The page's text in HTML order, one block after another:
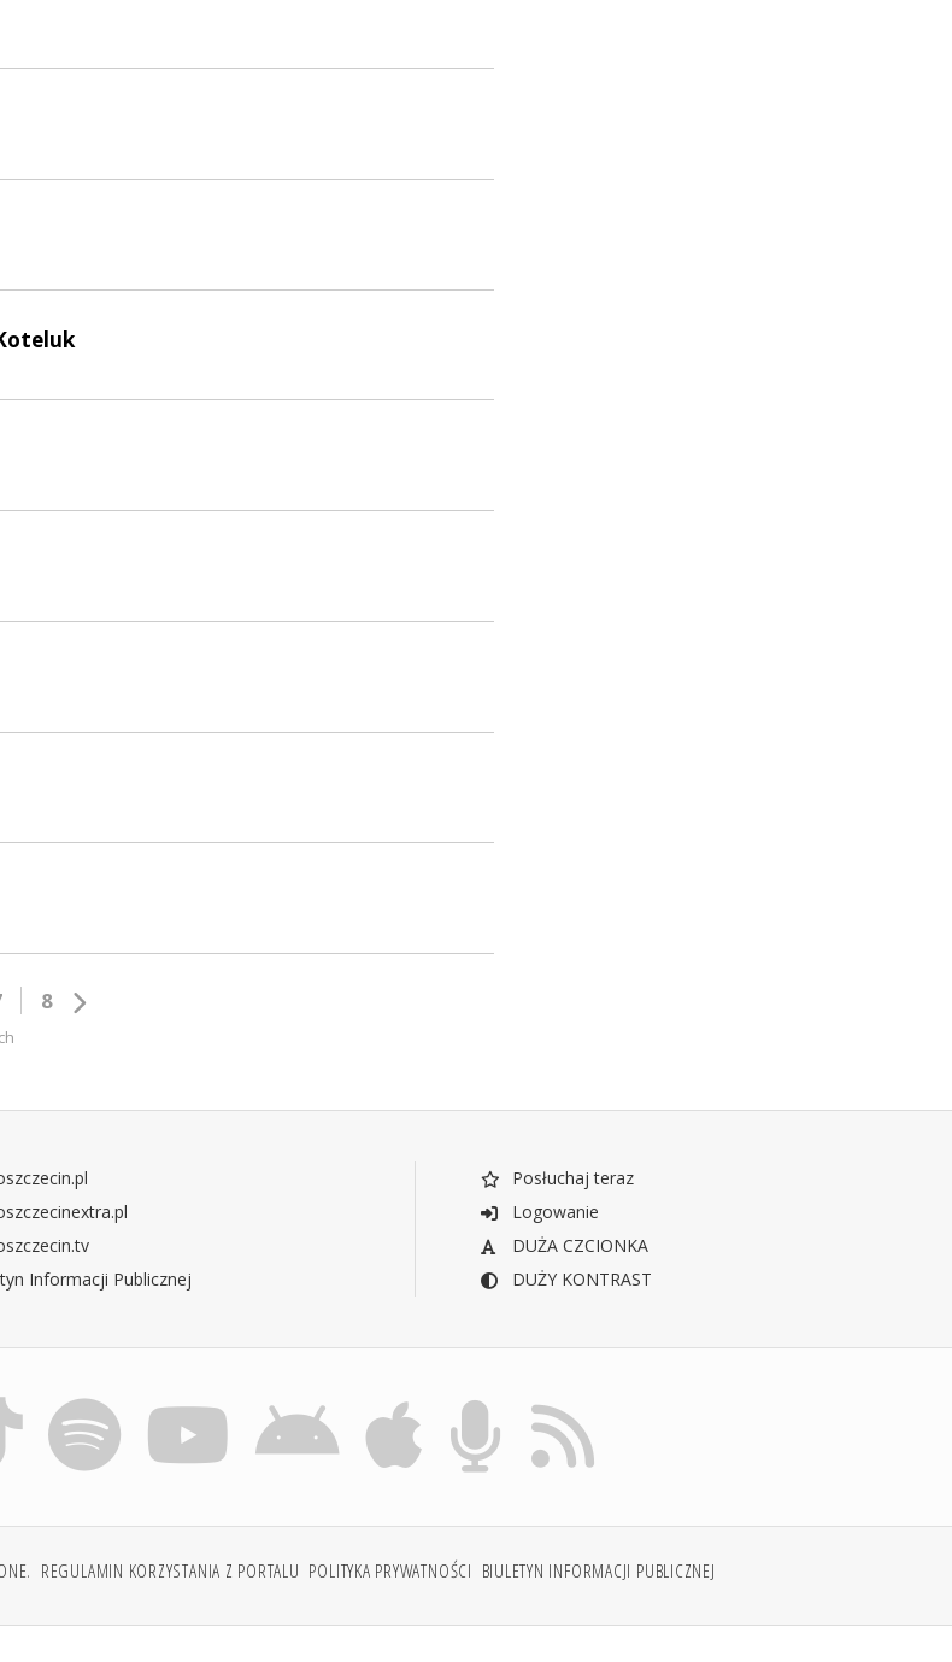
8
Informacji Publicznej
Posłuchaj teraz
Logowanie
DUŻA CZCIONKA
DUŻY KONTRAST
REGULAMIN KORZYSTANIA Z PORTALU POLITYKA PRYWATNOŚCI BIULETYN INFORMACJI PUBLICZNEJ